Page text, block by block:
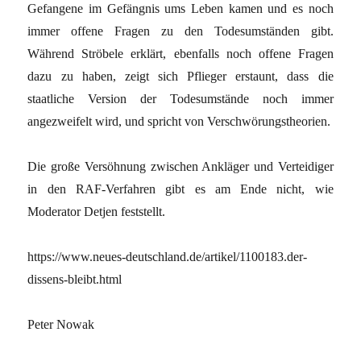
Gefangene im Gefängnis ums Leben kamen und es noch
immer offene Fragen zu den Todesumständen gibt.
Während Ströbele erklärt, ebenfalls noch offene Fragen
dazu zu haben, zeigt sich Pflieger erstaunt, dass die
staatliche Version der Todesumstände noch immer
angezweifelt wird, und spricht von Verschwörungstheorien.
Die große Versöhnung zwischen Ankläger und Verteidiger
in den RAF-Verfahren gibt es am Ende nicht, wie
Moderator Detjen feststellt.
https://www.neues-deutschland.de/artikel/1100183.der-
dissens-bleibt.html
Peter Nowak